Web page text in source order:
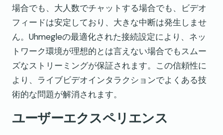
場合でも、大人数でチャットする場合でも、ビデオ
フィードは安定しており、大きな中断は発生しませ
ん。Uhmegleの最適化された接続設定により、ネッ
トワーク環境が理想的とは言えない場合でもスムー
ズなストリーミングが保証されます。この信頼性に
より、ライブビデオインタラクションでよくある技
術的な問題が解消されます。
ユーザーエクスペリエンス